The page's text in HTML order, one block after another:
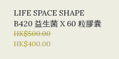
LIFE SPACE SHAPE
B420 益生菌 X 60 粒膠囊
HK$500.00
HK$400.00